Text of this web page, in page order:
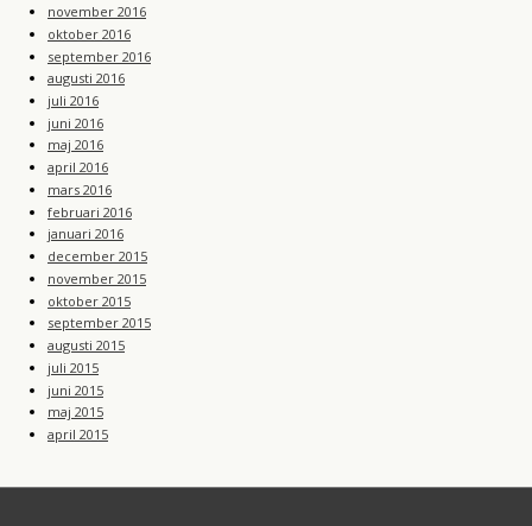
november 2016
oktober 2016
september 2016
augusti 2016
juli 2016
juni 2016
maj 2016
april 2016
mars 2016
februari 2016
januari 2016
december 2015
november 2015
oktober 2015
september 2015
augusti 2015
juli 2015
juni 2015
maj 2015
april 2015